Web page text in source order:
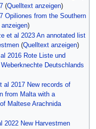
(Quelltext anzeigen)
Opiliones from the Southern
)
et al 2023 An annotated list
(Quelltext anzeigen)
2016 Rote Liste und
Deutschlands
al 2017 New records of
from Malta with a
Maltese Arachnida
2022 New Harvestmen